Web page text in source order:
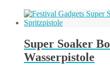
Super Soaker
Wasserpistole